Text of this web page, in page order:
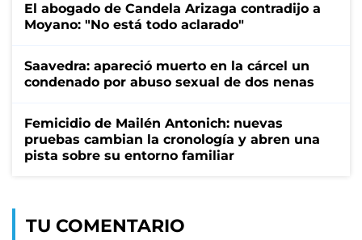
El abogado de Candela Arizaga contradijo a
Moyano: "No está todo aclarado"
Saavedra: apareció muerto en la cárcel un
condenado por abuso sexual de dos nenas
Femicidio de Mailén Antonich: nuevas
pruebas cambian la cronología y abren una
pista sobre su entorno familiar
TU COMENTARIO